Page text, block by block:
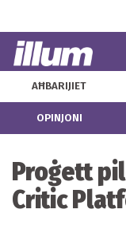
AĦBARIJIET
OPINJONI
Proġett
Critic